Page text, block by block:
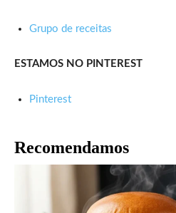
Grupo de receitas
ESTAMOS NO PINTEREST
Pinterest
Recomendamos